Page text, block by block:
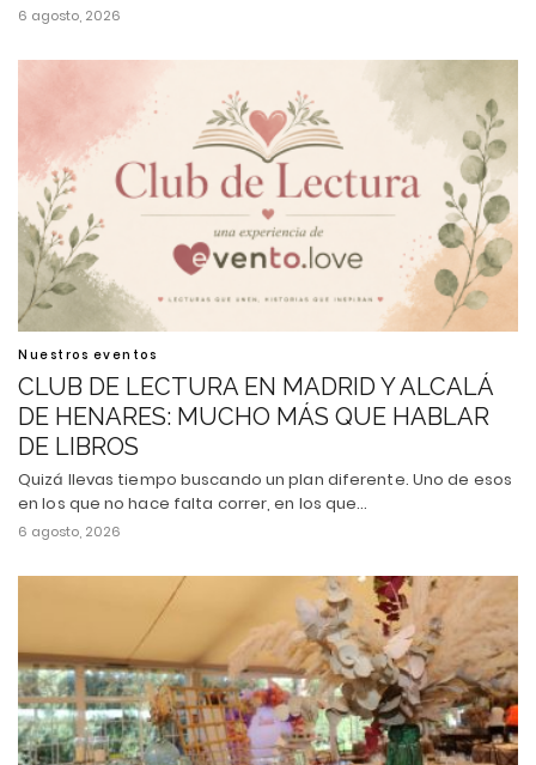
6 agosto, 2026
Nuestros eventos
CLUB DE LECTURA EN MADRID Y ALCALÁ
DE HENARES: MUCHO MÁS QUE HABLAR
DE LIBROS
Quizá llevas tiempo buscando un plan diferente. Uno de esos
en los que no hace falta correr, en los que…
6 agosto, 2026